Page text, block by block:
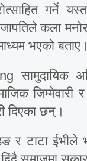
गर्ने
कला
भएको बताए।
सामुदायिक
दिएका छन्।
र टाटा ईभीले